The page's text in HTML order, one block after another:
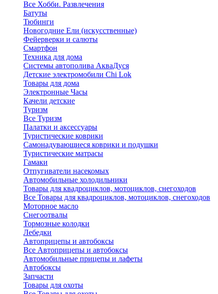
Все Хобби. Развлечения
Батуты
Тюбинги
Новогодние Ели (искусственные)
Фейерверки и салюты
Смартфон
Техника для дома
Системы автополива АкваДуся
Детские электромобили Chi Lok
Товары для дома
Электронные Часы
Качели детские
Туризм
Все Туризм
Палатки и аксессуары
Туристические коврики
Самонадувающиеся коврики и подушки
Туристические матрасы
Гамаки
Отпугиватели насекомых
Автомобильные холодильники
Товары для квадроциклов, мотоциклов, снегоходов
Все Товары для квадроциклов, мотоциклов, снегоходов
Моторное масло
Снегоотвалы
Тормозные колодки
Лебедки
Автоприцепы и автобоксы
Все Автоприцепы и автобоксы
Автомобильные прицепы и лафеты
Автобоксы
Запчасти
Товары для охоты